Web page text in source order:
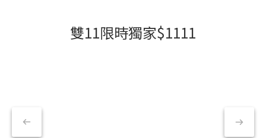
雙11限時獨家$1111